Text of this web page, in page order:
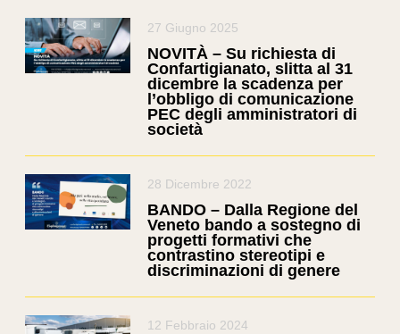
27 Giugno 2025
NOVITÀ – Su richiesta di
Confartigianato, slitta al 31
dicembre la scadenza per
l’obbligo di comunicazione
PEC degli amministratori di
società
28 Dicembre 2022
BANDO – Dalla Regione del
Veneto bando a sostegno di
progetti formativi che
contrastino stereotipi e
discriminazioni di genere
12 Febbraio 2024